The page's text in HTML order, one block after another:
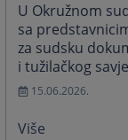
U Okružnom
sa
za sudsku
i tužilačkog
15.06.2026.
Više